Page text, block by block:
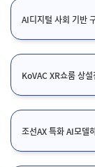
AI디지털 사회 기반
KoVAC XR쇼룸 상
조선AX 특화 AI모델